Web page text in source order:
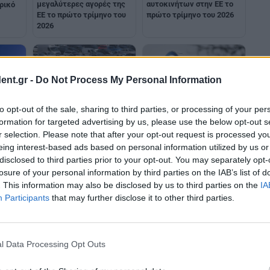
- Do Not Process My Personal Information
opt-out of the sale, sharing to third parties, or processing of your
for targeted advertising by us, please use the below opt-out
selection. Please note that after your opt-out request is processed
interest-based ads based on personal information utilized by us
to third parties prior to your opt-out. You may separately
of your personal information by third parties on the IAB’s list of
This information may also be disclosed by us to third parties on the
Participants that may further disclose it to other third parties.
Data Processing Opt Outs
μεγαλύτερες αγορές της
ΕE το πρώτο τρίμηνο του
2026
αυτοκινήτων στην ΕΕ το
πρώτο τρίμηνο του 2026
Αύξηση κατά 17,8%
σημείωσαν οι πωλήσεις
καινούργιων αυτοκινήτων
στην ΕΕ τον Ιούνιο
Volkswagen: Μείωση στα
οχήματα εσωτερικής
καύσης μετά το 2026